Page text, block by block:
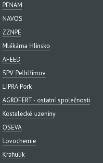
PENAM
NAVOS
ZZNPE
Mlékárna Hlinsko
AFEED
SPV Pelhlřimov
LIPRA Pork
AGROFERT - ostatní společnosti
Kostelecké uzeniny
OSEVA
Lovochemie
Krahulík